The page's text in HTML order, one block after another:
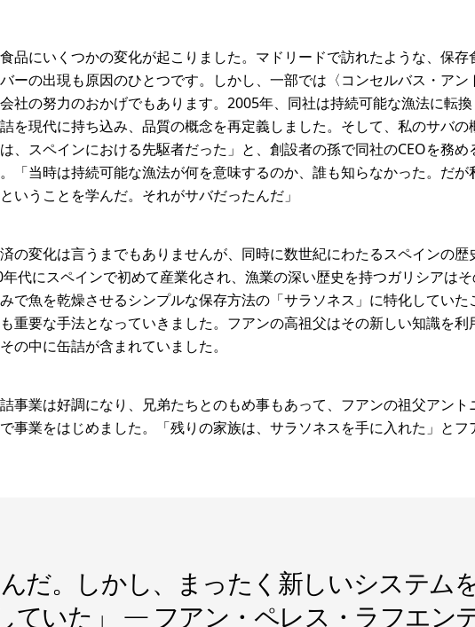
品にいくつかの変化が起こりました。マドリードで訪れたような、保存
ーの出現も原因のひとつです。しかし、一部では〈コンセルバス・アン
社の努力のおかげでもあります。2005年、同社は持続可能な漁法に転換
を現代に持ち込み、品質の概念を再定義しました。そして、私のサバの
、スペインにおける先駆者だった」と、創設者の孫で同社のCEOを務め
「当時は持続可能な漁法が何を意味するのか、誰も知らなかった。だが
いうことを学んだ。それがサバだったんだ」
の変化は言うまでもありませんが、同時に数世紀にわたるスペインの歴
代にスペインで初めて産業化され、漁業の深い歴史を持つガリシアはそ
で魚を乾燥させるシンプルな保存方法の「サラソネス」に特化していた
重要な手法となっていきました。フアンの高祖父はその新しい知識を利
の中に缶詰が含まれていました。
事業は好調になり、兄弟たちとのもめ事もあって、フアンの祖父アント
事業をはじめました。「残りの家族は、サラソネスを手に入れた」とフ
だ。しかし、まったく新しいシステム
ていた」 — フアン・ペレス・ラフエン